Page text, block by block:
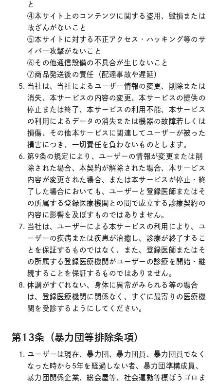
と
④本サイト上のコンテンツに関する盗用、毀損または
改ざんがないこと
⑤本サイトに対する不正アクセス・ハッキング等のサ
イバー攻撃がないこと
⑥その他通信設備の不具合が生じないこと
⑦商品発送後の責任（配達事故や遅延）
当社は、当社によるユーザー情報の変更、削除または
消失、本サービスの内容の変更、本サービスの提供の
停止または終了、本サービスの利用不能、本サービス
の利用によるデータの消失または機器の故障若しくは
損傷、その他本サービスに関連してユーザーが被った
損害につき、一切責任を負わないものとします。
第9条の規定により、ユーザーの情報が変更または削
除された場合、本契約が解除された場合、本サービス
内容が変更された場合、または本サービスが停止・終
了した場合においても、ユーザーと登録医師またはそ
の所属する登録医療機関との間で成立する診療契約の
内容に影響を及ぼすものではありません。
当社は、ユーザーによる本サービスの利用により、ユ
ーザーの疾病または疾患が治癒し、診療が終了するこ
とを保証するものではなく、また、登録医師またはそ
の所属する登録医療機関がユーザーの診療を開始・継
続することを保証するものではありません。
体調がすぐれない、身体に異常がみられる等の場合
は、登録医療機関に関係なく、すぐに最寄りの医療機
関を受診するようにしてください。
第13条（暴力団等排除条項）
ユーザーは現在、暴力団、暴力団員、暴力団員でなく
なった時から5年を経過しない者、暴力団準構成員、
暴力団関係企業、総会屋等、社会運動等標ぼうゴロま